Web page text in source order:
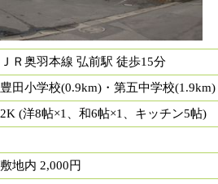
ＪＲ奥羽本線 弘前駅 徒歩15分
豊田小学校(0.9km)・第五中学校(1.9km)
2K (洋8帖×1、和6帖×1、キッチン5帖)
敷地内 2,000円